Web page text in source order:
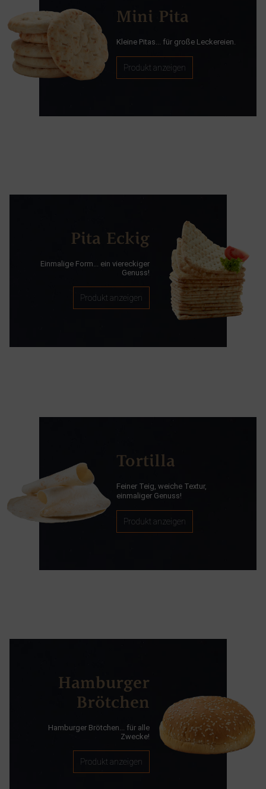
Mini Pita
Kleine Pitas... für große Leckereien.
Produkt anzeigen
Pita Eckig
Einmalige Form... ein viereckiger
Genuss!
Produkt anzeigen
Tortilla
Feiner Teig, weiche Textur,
einmaliger Genuss!
Produkt anzeigen
Hamburger
Brötchen
Hamburger Brötchen... für alle
Zwecke!
Produkt anzeigen